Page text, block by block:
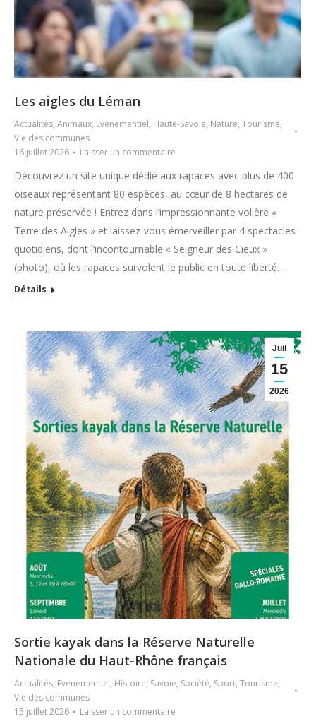
Les aigles du Léman
Actualités, Animaux, Evenementiel, Haute-Savoie, Nature, Tourisme,
Vie des communes
16 juillet 2026
Laisser un commentaire
Découvrez un site unique dédié aux rapaces avec plus de 400
oiseaux représentant 80 espèces, au cœur de 8 hectares de
nature préservée ! Entrez dans l’impressionnante volière «
Terre des Aigles » et laissez-vous émerveiller par 4 spectacles
quotidiens, dont l’incontournable « Seigneur des Cieux »
(photo), où les rapaces survolent le public en toute liberté…
Détails
Juil
15
2026
Sortie kayak dans la Réserve Naturelle
Nationale du Haut-Rhône français
Actualités, Evenementiel, Histoire, Savoie, Société, Sport, Tourisme,
Vie des communes
15 juillet 2026
Laisser un commentaire